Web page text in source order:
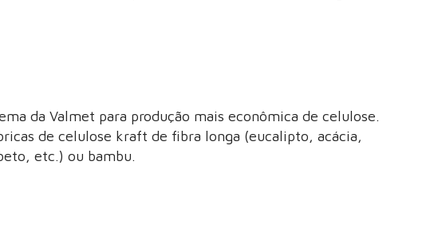
da Valmet para produção mais econômica de celulose.
de celulose kraft de fibra longa (eucalipto, acácia,
etc.) ou bambu.